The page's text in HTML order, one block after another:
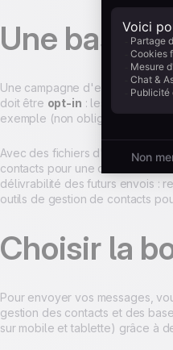
Une base
Une campagne d'emailing
doit être opt-in : les
exemple (non obligatoire en
Avec des fichiers d'adresses
contacts pour une
délivrabilité des futurs envois :
outils de gestion de contacts
Choisir la
Pour envoyer vos messages,
gestion des contacts et des
sur mobile et tablette) grâce à